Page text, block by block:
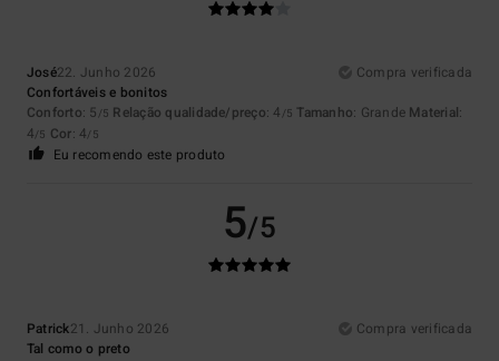
José22. Junho 2026
Compra verificada
Confortáveis e bonitos
Conforto: 5 /5 Relação qualidade/preço: 4 /5 Tamanho: Grande Material:
4/5 Cor: 4/5
Eu recomendo este produto
5/5
Patrick21. Junho 2026
Compra verificada
Tal como o preto